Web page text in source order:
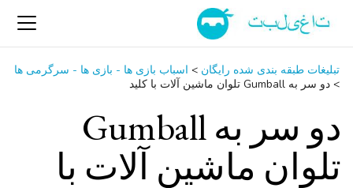
تبلیغات طبقه بندی شده رایگان > اسباب‌ بازی ها - بازی ها - سرگرمی ‌ها
> دو سر به Gumball تلوان ماشین آلات با کلید
دو سر به Gumball
تلوان ماشین آلات با